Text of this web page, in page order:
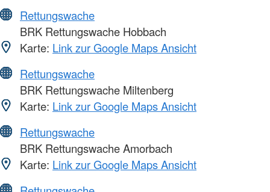
Rettungswache
BRK Rettungswache Hobbach
Karte: Link zur Google Maps Ansicht
Rettungswache
BRK Rettungswache Miltenberg
Karte: Link zur Google Maps Ansicht
Rettungswache
BRK Rettungswache Amorbach
Karte: Link zur Google Maps Ansicht